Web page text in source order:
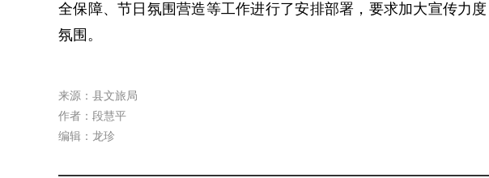
全保障、节日氛围营造等工作进行了安排部署，要求加大宣传力
氛围。
来源：县文旅局
作者：段慧平
编辑：龙珍